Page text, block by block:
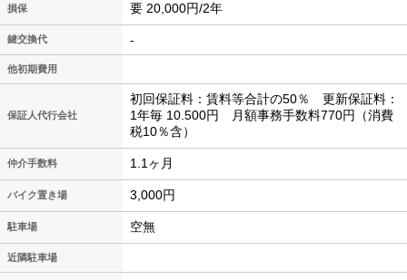
損保 要 20,000円/2年
鍵交換代 -
他初期費用
保証人代行会社
初回保証料：賃料等合計の50％ 更新保証料：
1年毎 10.500円 月額事務手数料770円（消費
税10％含）
仲介手数料 1.1ヶ月
バイク置き場 3,000円
駐車場 空無
近隣駐車場